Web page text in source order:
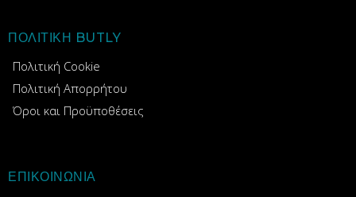
ΠΟΛΙΤΙΚΗ BUTLY
Πολιτική Cookie
Πολιτική Απορρήτου
Όροι και Προϋποθέσεις
ΕΠΙΚΟΙΝΩΝΙΑ